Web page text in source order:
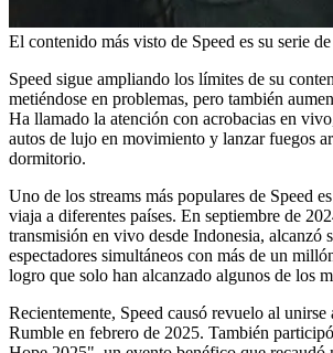
El contenido más visto de Speed es su serie
Speed sigue ampliando los límites de su
metiéndose en problemas, pero también
Ha llamado la atención con acrobacias en
autos de lujo en movimiento y lanzar fuegos
dormitorio.
Uno de los streams más populares de Speed
viaja a diferentes países. En septiembre de
transmisión en vivo desde Indonesia, alcanzó
espectadores simultáneos con más de un
logro que solo han alcanzado algunos de los
Recientemente, Speed causó revuelo al unirse
Rumble en febrero de 2025. También